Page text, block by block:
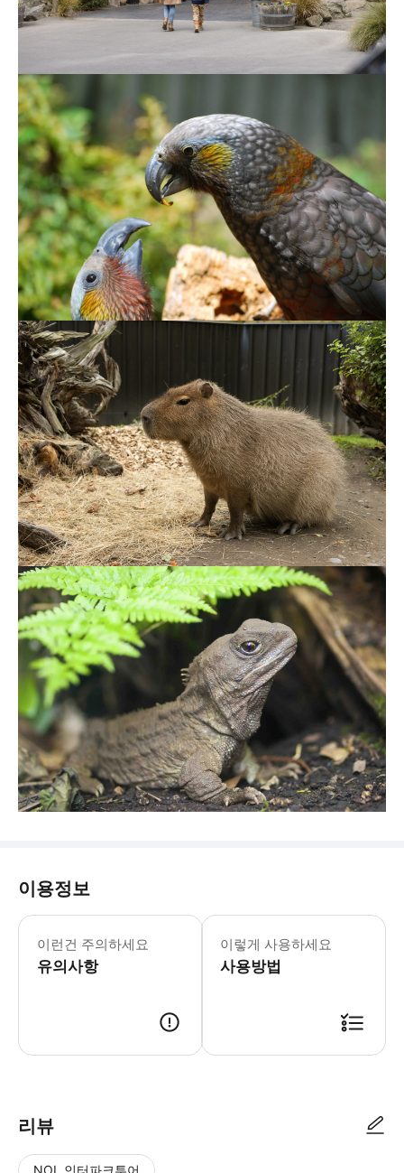
이용정보
이런건 주의하세요
유의사항
* 자연 서식지에서 뉴질랜드 토종 및
이렇게 사용하세요
사용방법
리뷰
NOL 인터파크투어